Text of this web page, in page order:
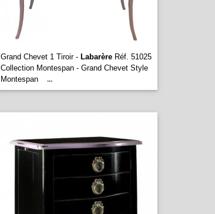
Grand Chevet 1 Tiroir - Labarère Réf. 51025
Collection Montespan - Grand Chevet Style
Montespan
...